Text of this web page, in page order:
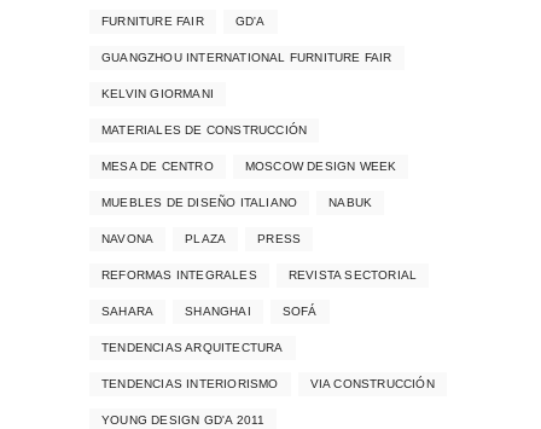
FURNITURE FAIR GD'A
GUANGZHOU INTERNATIONAL FURNITURE FAIR
KELVIN GIORMANI
MATERIALES DE CONSTRUCCIÓN
MESA DE CENTRO MOSCOW DESIGN WEEK
MUEBLES DE DISEÑO ITALIANO NABUK
NAVONA PLAZA PRESS
REFORMAS INTEGRALES REVISTA SECTORIAL
SAHARA SHANGHAI SOFÁ
TENDENCIAS ARQUITECTURA
TENDENCIAS INTERIORISMO VIA CONSTRUCCIÓN
YOUNG DESIGN GD'A 2011